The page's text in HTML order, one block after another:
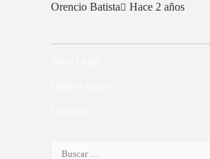
Orencio Batista Hace 2 años
Buscar: